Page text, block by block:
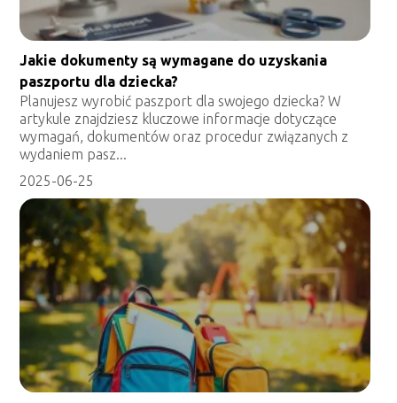
Jakie dokumenty są wymagane do uzyskania
paszportu dla dziecka?
Planujesz wyrobić paszport dla swojego dziecka? W
artykule znajdziesz kluczowe informacje dotyczące
wymagań, dokumentów oraz procedur związanych z
wydaniem pasz...
2025-06-25